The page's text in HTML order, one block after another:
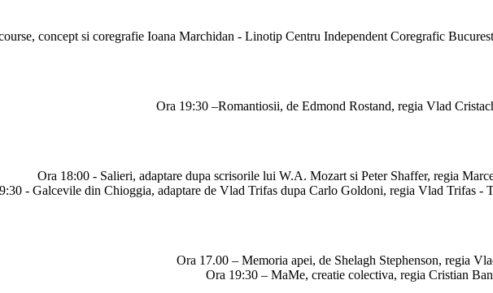
concept si coregrafie Ioana Marchidan - Linotip Centru Independent Coregrafic
Ora 19:30 –Romantiosii, de Edmond Rostand, regia Vlad
Ora 18:00 - Salieri, adaptare dupa scrisorile lui W.A. Mozart si Peter Shaffer, regia
- Galcevile din Chioggia, adaptare de Vlad Trifas dupa Carlo Goldoni, regia Vlad Trifas -
Ora 17.00 – Memoria apei, de Shelagh Stephenson, regia
Ora 19:30 – MaMe, creatie colectiva, regia Cristian